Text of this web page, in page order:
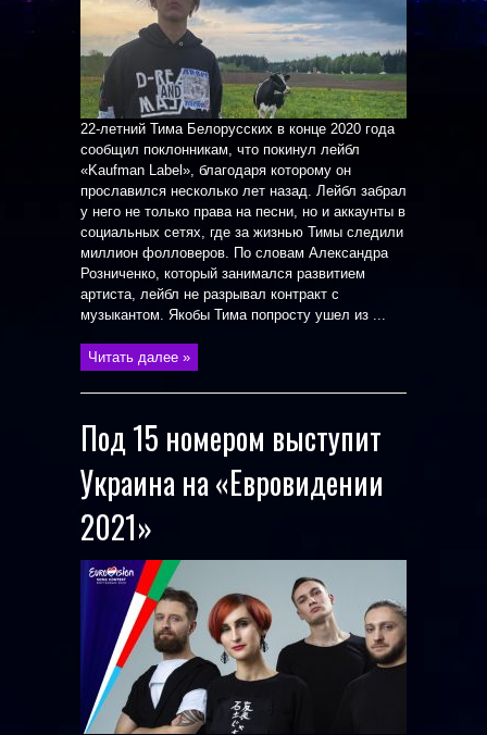
22-летний Тима Белорусских в конце 2020 года
сообщил поклонникам, что покинул лейбл
«Kaufman Label», благодаря которому он
прославился несколько лет назад. Лейбл забрал
у него не только права на песни, но и аккаунты в
социальных сетях, где за жизнью Тимы следили
миллион фолловеров. По словам Александра
Розниченко, который занимался развитием
артиста, лейбл не разрывал контракт с
музыкантом. Якобы Тима попросту ушел из ...
Читать далее »
Под 15 номером выступит
Украина на «Евровидении
2021»